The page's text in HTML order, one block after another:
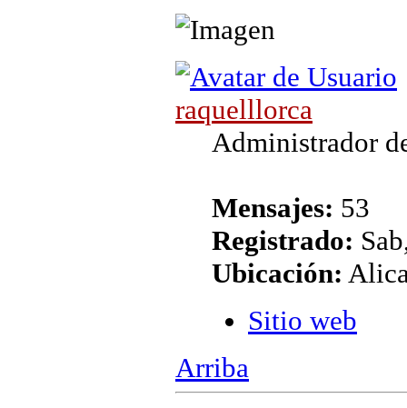
raquelllorca
Administrador
Mensajes: 53
Registrado:
Ubicación:
Sitio web
Arriba